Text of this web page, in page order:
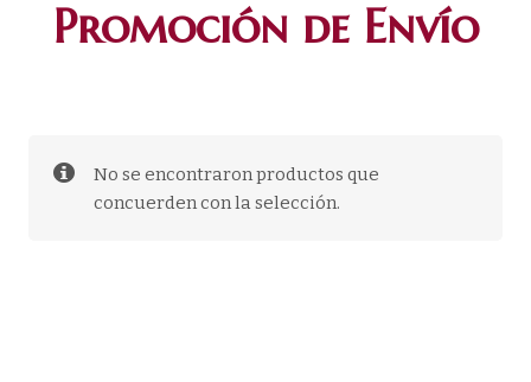
Promoción de Envío
No se encontraron productos que
concuerden con la selección.